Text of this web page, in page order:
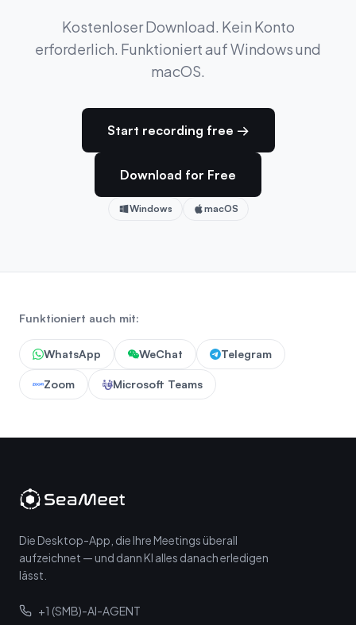
Kostenloser Download. Kein Konto
erforderlich. Funktioniert auf Windows und
macOS.
Start recording free →
Download for Free
Windows macOS
Funktioniert auch mit:
WhatsApp WeChat Telegram
Zoom Microsoft Teams
Die Desktop-App, die Ihre Meetings überall
aufzeichnet — und dann KI alles danach erledigen
lässt.
+1 (SMB)-AI-AGENT